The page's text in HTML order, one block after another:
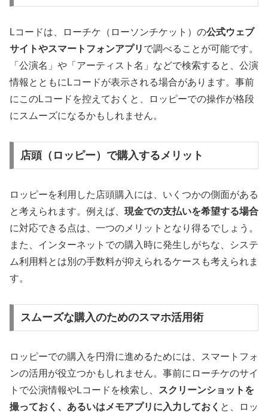
Lコードは、ローチケ（ローソンチケット）の公式ウェブ
サイトやスマートフォンアプリ で調べることが可能です。
「公演名」や「アーティスト名」などで検索すると、公演
情報とともにLコードが表示される場合があります。事前
にこのLコードを控えておくと、ロッピーでの操作が格段
にスムーズになるかもしれません。
店頭（ロッピー）で購入するメリット
ロッピーを利用した店頭購入には、いくつかの側面がある
と考えられます。例えば、 現金での支払いを希望する場合
に対応できる点は、一つのメリットとなり得るでしょう。
また、インターネットでの購入時に発生しがちな、システ
ム利用料とは別の手数料が抑えられるケースも考えられま
す。
スムーズな購入のためのスマホ活用術
ロッピーでの購入を円滑に進めるためには、スマートフォ
ンの活用が役立つかもしれません。事前にローチケのサイ
トで公演情報やLコードを検索し、 スクリーンショットを
撮っておく、あるいはメモアプリに入力しておく と、ロッ